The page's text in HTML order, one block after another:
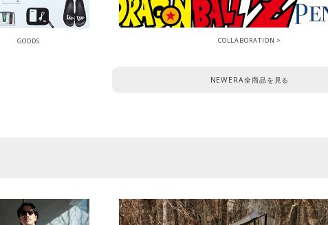
COLLABORATION
GOODS
NEWERA全商品を見る